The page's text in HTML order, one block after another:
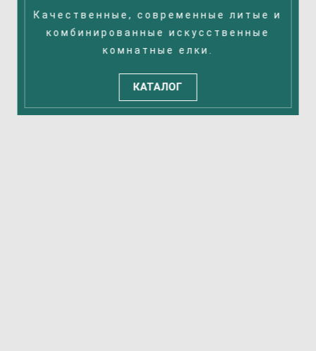
Качественные, современные литые и
комбинированные искусственные
комнатные елки.
КАТАЛОГ